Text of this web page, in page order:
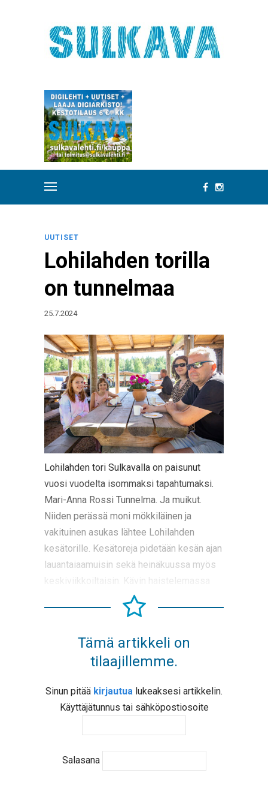
UUTISET
Lohilahden torilla
on tunnelmaa
25.7.2024
Lohilahden tori Sulkavalla on paisunut
vuosi vuodelta isommaksi tapahtumaksi.
Mari-Anna Rossi Tunnelma. Ja muikut.
Niiden perässä moni mökkiläinen ja
vakituinen asukas lähtee Lohilahden
kesätorille. Kesätoreja pidetään kesän ajan
lauantaiaamuisin sekä heinäkuussa myös
keskiviikkoiltaisin. Kävin haistelemassa
Tämä artikkeli on
tilaajillemme.
Sinun pitää kirjautua lukeaksesi artikkelin.
Käyttäjätunnus tai sähköpostiosoite
Salasana